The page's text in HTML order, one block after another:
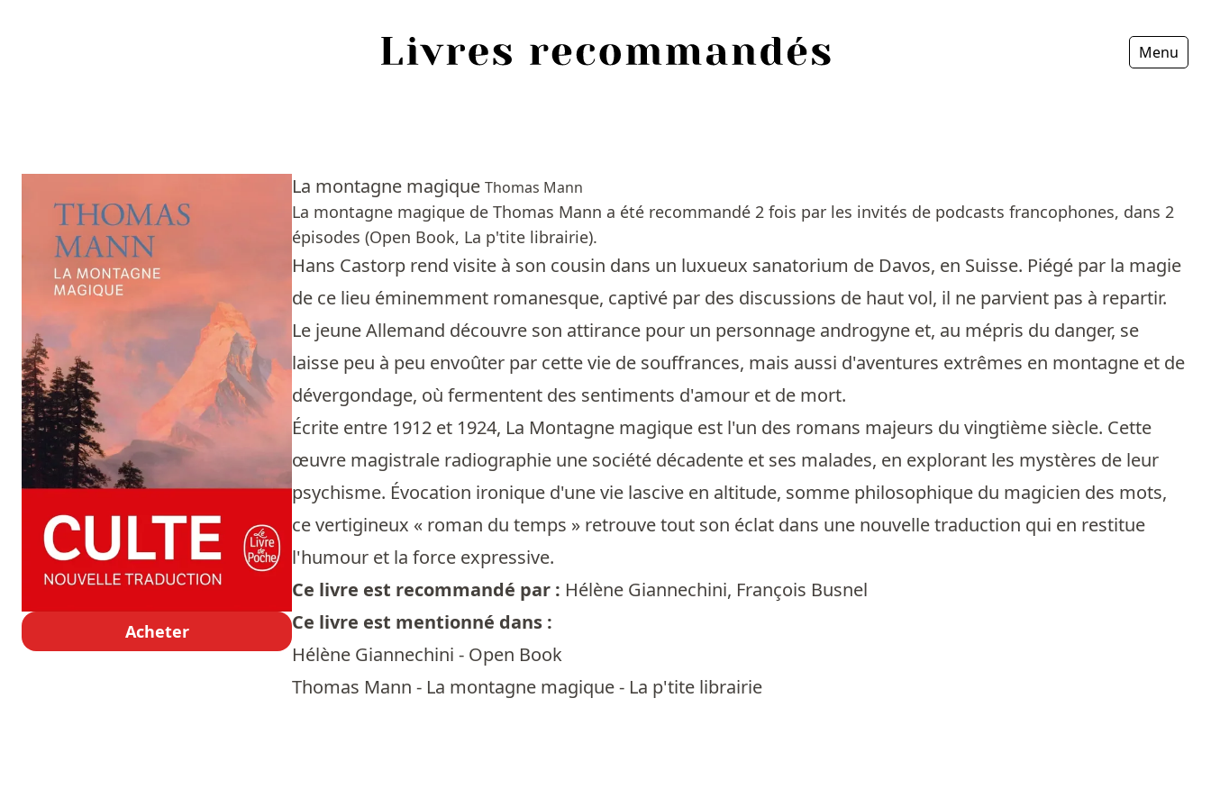
Menu
Acheter
La montagne magique Thomas Mann
La montagne magique de Thomas Mann a été recommandé 2 fois par les invités de podcasts francophones, dans 2
épisodes (Open Book, La p'tite librairie).
Hans Castorp rend visite à son cousin dans un luxueux sanatorium de Davos, en Suisse. Piégé par la magie
de ce lieu éminemment romanesque, captivé par des discussions de haut vol, il ne parvient pas à repartir.
Le jeune Allemand découvre son attirance pour un personnage androgyne et, au mépris du danger, se
laisse peu à peu envoûter par cette vie de souffrances, mais aussi d'aventures extrêmes en montagne et de
dévergondage, où fermentent des sentiments d'amour et de mort.
Écrite entre 1912 et 1924, La Montagne magique est l'un des romans majeurs du vingtième siècle. Cette
œuvre magistrale radiographie une société décadente et ses malades, en explorant les mystères de leur
psychisme. Évocation ironique d'une vie lascive en altitude, somme philosophique du magicien des mots,
ce vertigineux « roman du temps » retrouve tout son éclat dans une nouvelle traduction qui en restitue
l'humour et la force expressive.
Ce livre est recommandé par : Hélène Giannechini, François Busnel
Ce livre est mentionné dans :
Hélène Giannechini - Open Book
Thomas Mann - La montagne magique - La p'tite librairie
Sources
Personnes
Livres
Livres les plus recommandés
Prix littéraires